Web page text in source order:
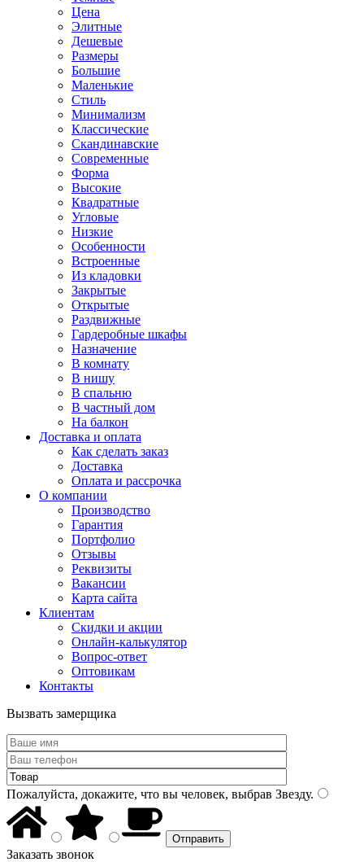
Цена
Элитные
Дешевые
Размеры
Большие
Маленькие
Стиль
Минимализм
Классические
Скандинавские
Современные
Форма
Высокие
Квадратные
Угловые
Низкие
Особенности
Встроенные
Из кладовки
Закрытые
Открытые
Раздвижные
Гардеробные шкафы
Назначение
В комнату
В нишу
В спальню
В частный дом
На балкон
Доставка и оплата
Как сделать заказ
Доставка
Оплата и рассрочка
О компании
Производство
Гарантия
Портфолио
Отзывы
Реквизиты
Вакансии
Карта сайта
Клиентам
Скидки и акции
Онлайн-калькулятор
Вопрос-ответ
Оптовикам
Контакты
Вызвать замерщика
Пожалуйста, докажите, что вы человек, выбрав Звезду.
Заказать звонок